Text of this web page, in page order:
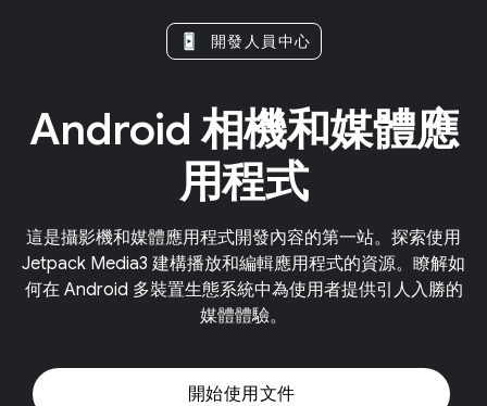
開發人員中心
Android 相機和媒體應
用程式
這是攝影機和媒體應用程式開發內容的第一站。探索使用
Jetpack Media3 建構播放和編輯應用程式的資源。瞭解如
何在 Android 多裝置生態系統中為使用者提供引人入勝的
媒體體驗。
開始使用文件